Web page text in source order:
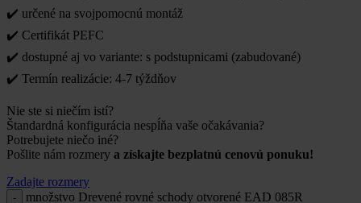
✔️ určené na svojpomocnú montáž
✔️ Certifikát PEFC
✔️ dostupné aj vo variante: s podstupnicami (zabudované)
✔️ Termín realizácie: 4-7 týždňov
Nie ste si niečím istí?
Štandardná konfigurácia nespĺňa vaše očakávania?
Potrebujete niečo iné?
Pošlite nám rozmery a získajte bezplatnú cenovú ponuku!
Zadajte rozmery
množstvo Drevené rovné schody otvorené EAD 085R